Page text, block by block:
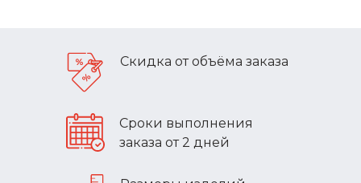
Скидка от объёма заказа
Сроки выполнения
заказа от 2 дней